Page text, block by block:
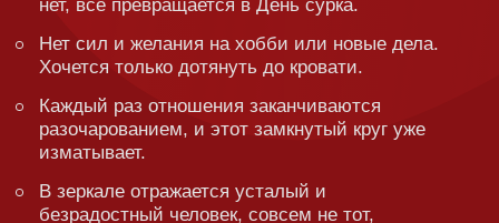
браке
не хочет расти лично. А зачем?
зависимостей, но он этого не хочет.
Партнёр снова и снова огорчает своим
поведением, разговоры не помогают, и желание
закончить отношения становится всё сильнее.